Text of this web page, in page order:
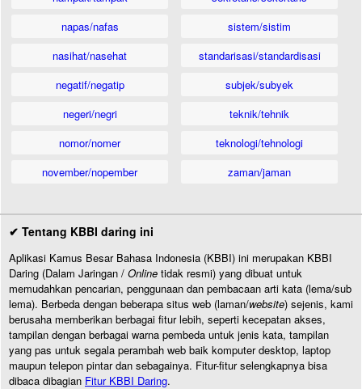
napas/nafas
nasihat/nasehat
negatif/negatip
negeri/negri
nomor/nomer
november/nopember
sistem/sistim
standarisasi/standardisasi
subjek/subyek
teknik/tehnik
teknologi/tehnologi
zaman/jaman
✔ Tentang KBBI daring ini
Aplikasi Kamus Besar Bahasa Indonesia (KBBI) ini merupakan KBBI
Daring (Dalam Jaringan / Online tidak resmi) yang dibuat untuk
memudahkan pencarian, penggunaan dan pembacaan arti kata (lema/sub
lema). Berbeda dengan beberapa situs web (laman/website) sejenis, kami
berusaha memberikan berbagai fitur lebih, seperti kecepatan akses,
tampilan dengan berbagai warna pembeda untuk jenis kata, tampilan
yang pas untuk segala perambah web baik komputer desktop, laptop
maupun telepon pintar dan sebagainya. Fitur-fitur selengkapnya bisa
dibaca dibagian Fitur KBBI Daring.